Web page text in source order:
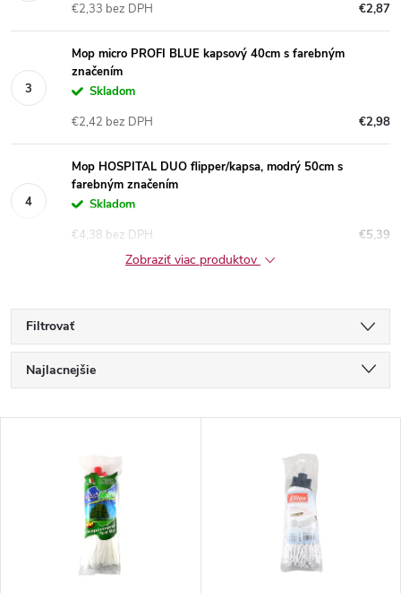
€2,87
€2,33 bez DPH
Mop micro PROFI BLUE kapsový 40cm s farebným
značením
Skladom
€2,98
€2,42 bez DPH
Mop HOSPITAL DUO flipper/kapsa, modrý 50cm s
farebným značením
Skladom
€5,39
€4,38 bez DPH
Zobraziť viac produktov
Filtrovať
R
a
Najlacnejšie